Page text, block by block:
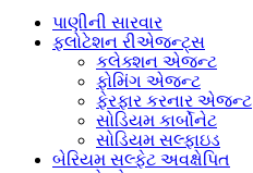
પાણીની સારવાર
ફ્લોટેશન રીએજન્ટ્સ
કલેક્શન એજન્ટ
ફોમિંગ એજન્ટ
ફેરફાર કરનાર એજન્ટ
સોડિયમ કાર્બોનેટ
સોડિયમ સલ્ફાઇડ
બેરિયમ સલ્ફેટ અવક્ષેપિત